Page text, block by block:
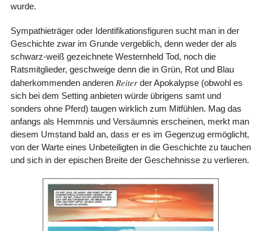
wurde.
Sympathieträger oder Identifikationsfiguren sucht man in der
Geschichte zwar im Grunde vergeblich, denn weder der als
schwarz-weiß gezeichnete Westernheld Tod, noch die
Ratsmitglieder, geschweige denn die in Grün, Rot und Blau
daherkommenden anderen Reiterder Apokalypse (obwohl es
sich bei dem Setting anbieten würde übrigens samt und
sonders ohne Pferd) taugen wirklich zum Mitfühlen. Mag das
anfangs als Hemmnis und Versäumnis erscheinen, merkt man
diesem Umstand bald an, dass er es im Gegenzug ermöglicht,
von der Warte eines Unbeteiligten in die Geschichte zu tauchen
und sich in der epischen Breite der Geschehnisse zu verlieren.